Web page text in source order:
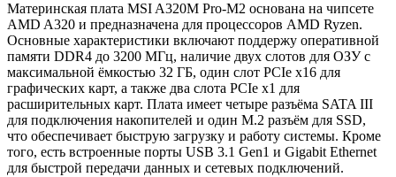
Материнская плата MSI A320M Pro-M2 основана на чипсете
AMD A320 и предназначена для процессоров AMD Ryzen.
Основные характеристики включают поддержу оперативной
памяти DDR4 до 3200 МГц, наличие двух слотов для ОЗУ с
максимальной ёмкостью 32 ГБ, один слот PCIe x16 для
графических карт, а также два слота PCIe x1 для
расширительных карт. Плата имеет четыре разъёма SATA III
для подключения накопителей и один M.2 разъём для SSD,
что обеспечивает быструю загрузку и работу системы. Кроме
того, есть встроенные порты USB 3.1 Gen1 и Gigabit Ethernet
для быстрой передачи данных и сетевых подключений.